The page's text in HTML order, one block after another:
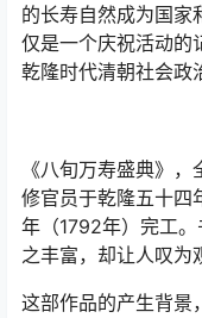
的长寿自然成为国家
仅是一个庆祝活动的
乾隆时代清朝社会政
《八旬万寿盛典》
修官员于乾隆五十四
年（1792年）完工
之丰富，却让人叹为
这部作品的产生背景